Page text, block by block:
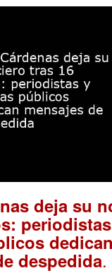
deja su
dedican
despedida